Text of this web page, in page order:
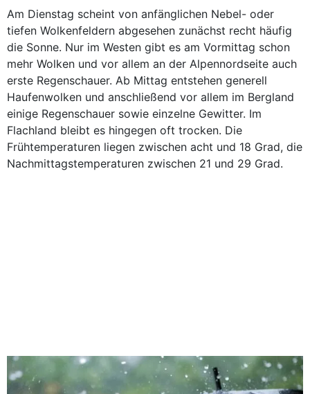
Am Dienstag scheint von anfänglichen Nebel- oder
tiefen Wolkenfeldern abgesehen zunächst recht häufig
die Sonne. Nur im Westen gibt es am Vormittag schon
mehr Wolken und vor allem an der Alpennordseite auch
erste Regenschauer. Ab Mittag entstehen generell
Haufenwolken und anschließend vor allem im Bergland
einige Regenschauer sowie einzelne Gewitter. Im
Flachland bleibt es hingegen oft trocken. Die
Frühtemperaturen liegen zwischen acht und 18 Grad, die
Nachmittagstemperaturen zwischen 21 und 29 Grad.